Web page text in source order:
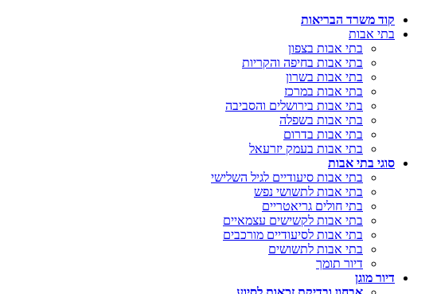
קוד משרד הבריאות
בתי אבות
בתי אבות בצפון
בתי אבות בחיפה והקריות
בתי אבות בשרון
בתי אבות במרכז
בתי אבות בירושלים והסביבה
בתי אבות בשפלה
בתי אבות בדרום
בתי אבות בעמק יזרעאל
סוגי בתי אבות
בתי אבות סיעודיים לגיל השלישי
בתי אבות לתשושי נפש
בתי חולים גריאטריים
בתי אבות לקשישים עצמאיים
בתי אבות לסיעודיים מורכבים
בתי אבות לתשושים
דיור תומך
דיור מוגן